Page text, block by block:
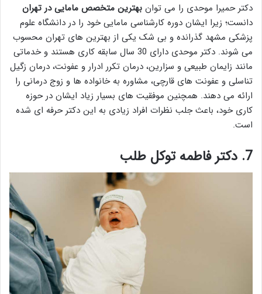
دکتر حمیرا موحدی را می توان بهترین متخصص مامایی در تهران
دانست؛ زیرا ایشان دوره کارشناسی مامایی خود را در دانشگاه علوم
پزشکی مشهد گذرانده و بی شک یکی از بهترین های تهران محسوب
می شوند. دکتر موحدی دارای 30 سال سابقه کاری هستند و خدماتی
مانند زایمان طبیعی و سزارین، درمان تکرر ادرار و عفونت، درمان زگیل
تناسلی و عفونت های قارچی، مشاوره به خانواده ها و زوج درمانی را
ارائه می دهند. همچنین موفقیت های بسیار زیاد ایشان در حوزه
کاری خود، باعث جلب نظرات افراد زیادی به این دکتر حرفه ای شده
است.
7. دکتر فاطمه توکل طلب